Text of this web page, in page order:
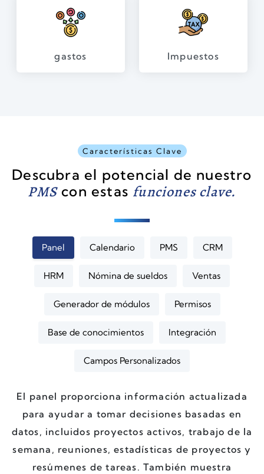
gastos Impuestos
Características Clave
Descubra el potencial de nuestro
PMScon estas funciones clave.
Panel Calendario PMS CRM
HRM Nómina de sueldos Ventas
Generador de módulos Permisos
Base de conocimientos Integración
Campos Personalizados
El panel proporciona información actualizada
para ayudar a tomar decisiones basadas en
datos, incluidos proyectos activos, trabajo de la
semana, reuniones, estadísticas de proyectos y
resúmenes de tareas. También muestra